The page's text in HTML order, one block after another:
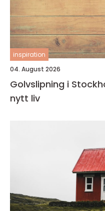
inspiration
04. August 2026
Golvslipning i
nytt liv